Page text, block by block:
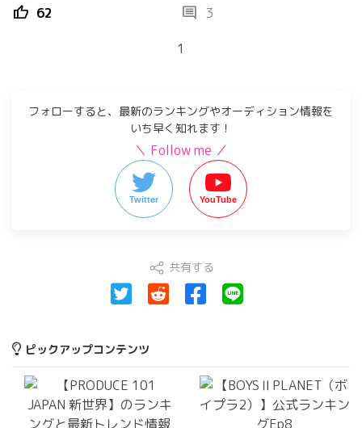
thumb_up 62 comment 3
1
フォローすると、最新のランキングやオーディション情報を
いち早く知れます！
＼ Follow me ／
Twitter YouTube
共有する
ピックアップコンテンツ